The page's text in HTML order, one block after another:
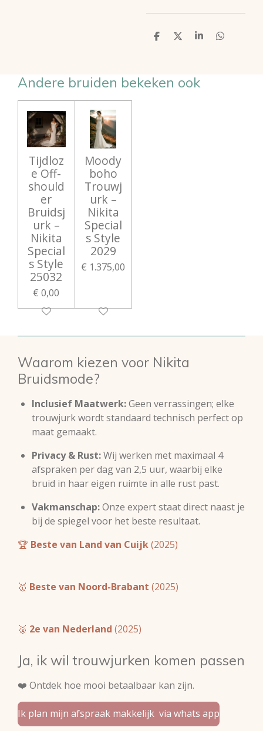
D
D
S
D
Andere bruiden bekeken ook
Tijdloz
e Off-
should
er
Bruidsj
urk –
Nikita
Special
s Style
25032
€ 0,00
Moody
boho
Trouwj
urk –
Nikita
Special
s Style
2029
€ 1.375,00
Waarom kiezen voor Nikita
Bruidsmode?
Inclusief Maatwerk:Geen verrassingen; elke
trouwjurk wordt standaard technisch perfect op
maat gemaakt.
Privacy & Rust:Wij werken met maximaal 4
afspraken per dag van 2,5 uur, waarbij elke
bruid in haar eigen ruimte in alle rust past.
Vakmanschap:Onze expert staat direct naast je
bij de spiegel voor het beste resultaat.
🏆 Beste van Land van Cuijk(2025)
🥇 Beste van Noord-Brabant (2025)
🥈 2e van Nederland (2025)
Ja, ik wil trouwjurken komen passen
❤️ Ontdek hoe mooi betaalbaar kan zijn.
Ik plan mijn afspraak makkelijk via whats app